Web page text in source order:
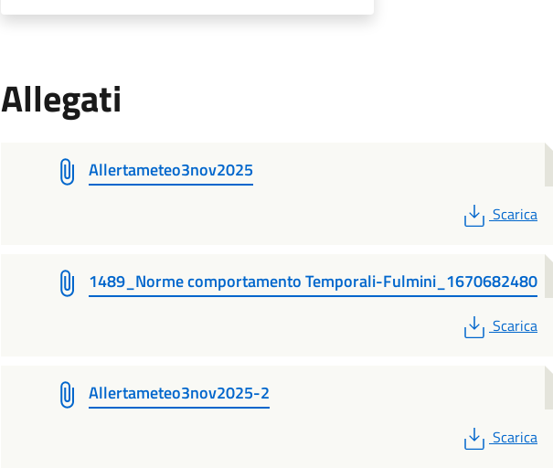
Allegati
Allertameteo3nov2025
PDF
Scarica
1489_Norme comportamento Temporali-Fulmini_1670682480
PDF
Scarica
Allertameteo3nov2025-2
PDF
Scarica